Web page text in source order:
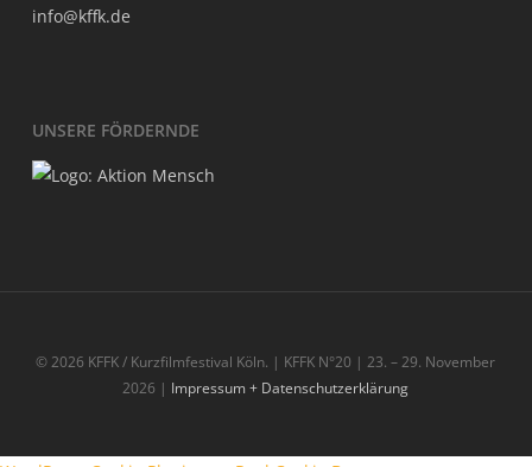
info@kffk.de
UNSE­RE FÖRDERNDE
© 2026 KFFK / Kurzfilmfestival Köln. | KFFK N°20 | 23. – 29. November
2026 | Impressum + Datenschutzerklärung